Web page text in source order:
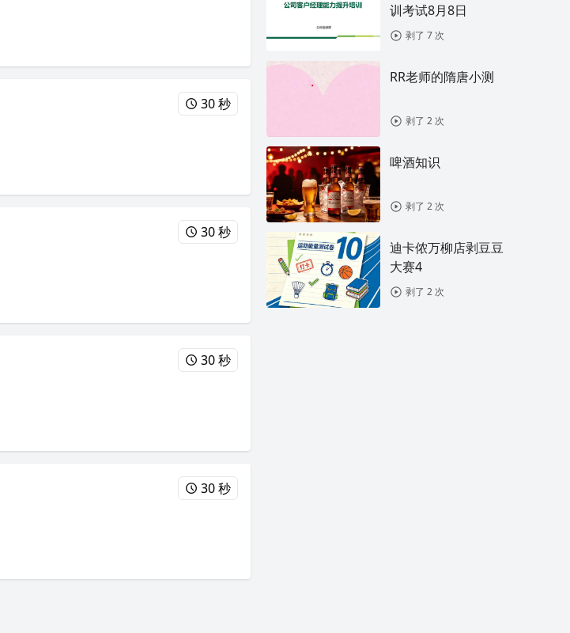
30 秒
30 秒
30 秒
30 秒
训考试8月8日
剥了 7 次
RR老师的隋唐小测
剥了 2 次
啤酒知识
剥了 2 次
迪卡侬万柳店剥豆豆
大赛4
剥了 2 次